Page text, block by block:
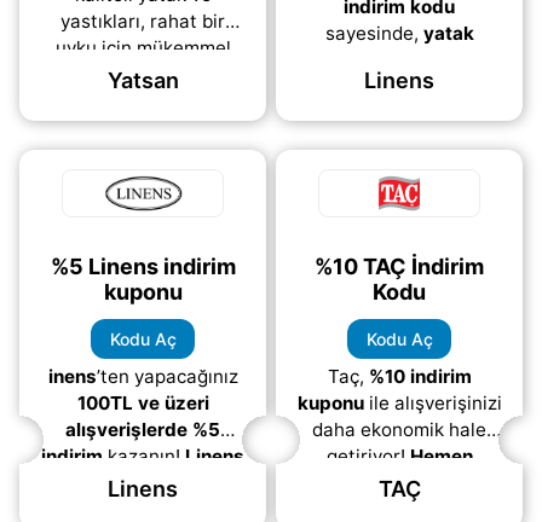
yastıkları, rahat bir
uyku için mükemmel
seçimlerdir.
Yatsan
indirim kodu
sayesinde, yatak
(daha&helliip;)
Linens
%5 Linens indirim
kuponu
Kodu Aç
inens’ten yapacağınız
100TL ve üzeri
alışverişlerde %5
indirim kazanın! Linens
indirim kuponu
Linens
%10 TAÇ İndirim
Kodu
Kodu Aç
Taç, %10 indirim
kuponuile alışverişinizi
daha ekonomik hale
getiriyor! Hemen
“KUPONU GÖSTER”
linkine tıklayarak
TAÇ